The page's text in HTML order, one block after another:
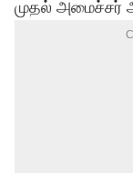
முதல் அமைச்சர்